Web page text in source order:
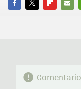
FACEBOOK
TWITTERFLIPBOARD
E-